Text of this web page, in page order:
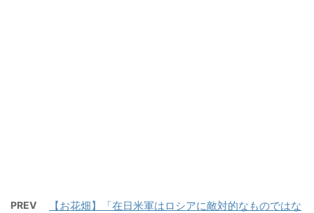
PREV
【お花畑】「在日米軍はロシアに敵対的なものではな